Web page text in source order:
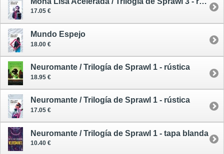
17.05 €
Mundo Espejo
18.00 €
Neuromante / Trilogía de Sprawl 1 - rústica
18.95 €
Neuromante / Trilogía de Sprawl 1 - rústica
17.05 €
Neuromante / Trilogía de Sprawl 1 - tapa blanda
10.40 €